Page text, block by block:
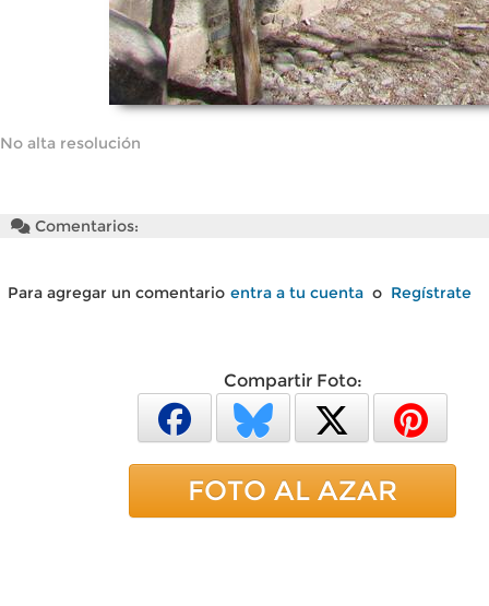
No alta resolución
Comentarios:
Para agregar un comentario entra a tu cuenta o Regístrate
Compartir Foto:
FOTO AL AZAR